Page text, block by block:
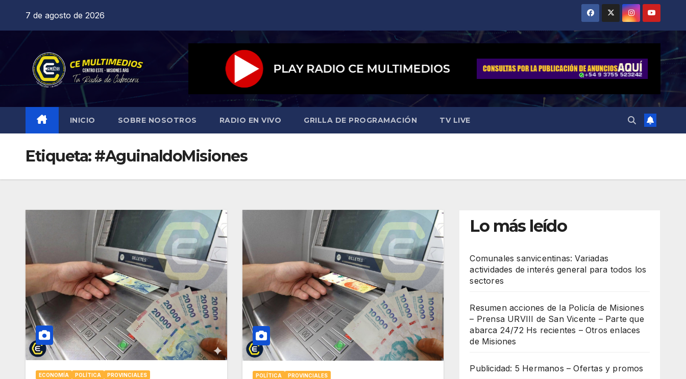
7 de agosto de 2026
INICIO SOBRE NOSOTROS RADIO EN VIVO GRILLA DE PROGRAMACIÓN TV LIVE
Etiqueta:#AguinaldoMisiones
ECONOMÍA POLÍTICA PROVINCIALES POLÍTICA PROVINCIALES
Lo más leído
Comunales sanvicentinas: Variadas
actividades de interés general para todos los
sectores
Resumen acciones de la Policía de Misiones
– Prensa URVIII de San Vicente – Parte que
abarca 24/72 Hs recientes – Otros enlaces
de Misiones
Publicidad: 5 Hermanos – Ofertas y promos